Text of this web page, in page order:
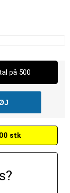
på 500
stk